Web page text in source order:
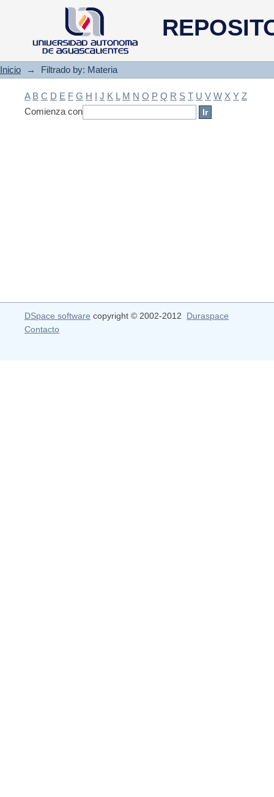
Filtrado by: Materia
Inicio → Filtrado by: Materia
A B C D E F G H I J K L M N O P Q R S T U V W X Y Z
Comienza con
DSpace software copyright © 2002-2012 Duraspace
Contacto